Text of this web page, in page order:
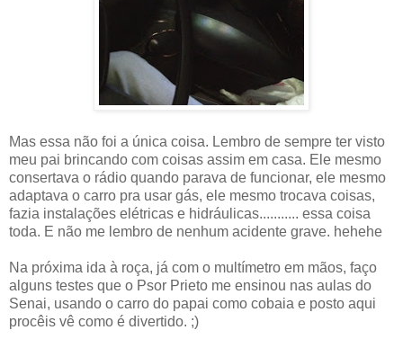
Mas essa não foi a única coisa. Lembro de sempre ter visto
meu pai brincando com coisas assim em casa. Ele mesmo
consertava o rádio quando parava de funcionar, ele mesmo
adaptava o carro pra usar gás, ele mesmo trocava coisas,
fazia instalações elétricas e hidráulicas........... essa coisa
toda. E não me lembro de nenhum acidente grave. hehehe
Na próxima ida à roça, já com o multímetro em mãos, faço
alguns testes que o Psor Prieto me ensinou nas aulas do
Senai, usando o carro do papai como cobaia e posto aqui
procêis vê como é divertido. ;)